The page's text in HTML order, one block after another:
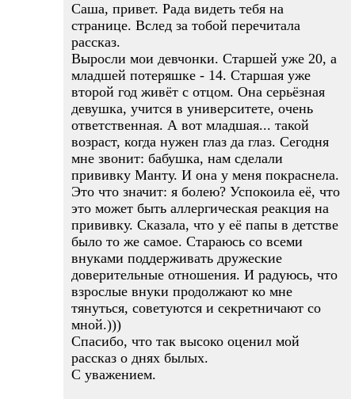
Саша, привет. Рада видеть тебя на
странице. Вслед за тобой перечитала
рассказ.
Выросли мои девчонки. Старшей уже 20, а
младшей потеряшке - 14. Старшая уже
второй год живёт с отцом. Она серьёзная
девушка, учится в университете, очень
ответственная. А вот младшая... такой
возраст, когда нужен глаз да глаз. Сегодня
мне звонит: бабушка, нам сделали
прививку Манту. И она у меня покраснела.
Это что значит: я болею? Успокоила её, что
это может быть аллергическая реакция на
прививку. Сказала, что у её папы в детстве
было то же самое. Стараюсь со всеми
внуками поддерживать дружеские
доверительные отношения. И радуюсь, что
взрослые внуки продолжают ко мне
тянуться, советуются и секретничают со
мной.)))
Спасибо, что так высоко оценил мой
рассказ о днях былых.
С уважением.